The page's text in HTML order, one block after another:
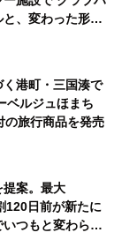
、変わった形の
AWAJI」のお
ンで
港町・三国湊で
ベルジュほまち
旅行商品を発売
提案。最大
120日前が新たに
つもと変わらぬ